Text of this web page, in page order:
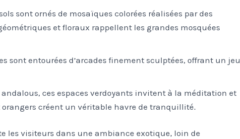
sont ornés de mosaïques colorées réalisées par des
et floraux rappellent les grandes mosquées
sont entourées d’arcades finement sculptées, offrant un jeu
ces espaces verdoyants invitent à la méditation et
créent un véritable havre de tranquillité.
les visiteurs dans une ambiance exotique, loin de